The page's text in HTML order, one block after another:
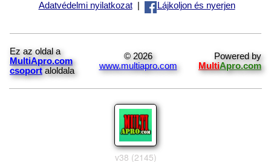
Adatvédelmi nyilatkozat| Lájkoljon és nyerjen
Ez az oldal a
MultiApro.com
csoport aloldala
© 2026
www.multiapro.com
Powered by
MultiApro.com
v38 (2145)